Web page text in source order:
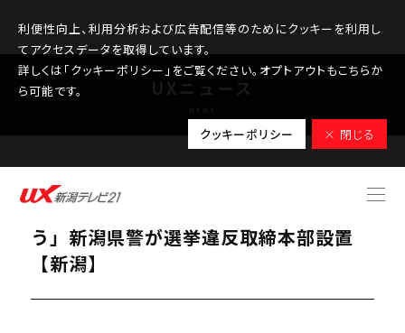
利便性向上、利用分析および広告配信等のためにクッキーを利用し
てアクセスデータを取得しています。
詳しくは「クッキーポリシー」をご覧ください。オプトアウトもこちらか
ら可能です。
クッキーポリシー × 閉じる
2026.01.24
「悪質な違反には厳正な取り締まりを行
う」新潟県警が選挙違反取締本部設置
【新潟】